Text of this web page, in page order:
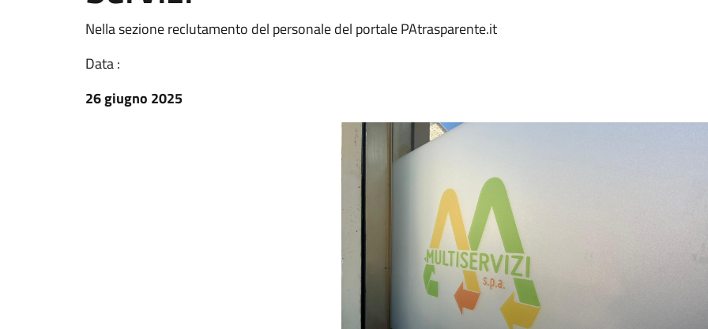
Nella sezione reclutamento del personale del portale PAtrasparente.it
Data :
26 giugno 2025